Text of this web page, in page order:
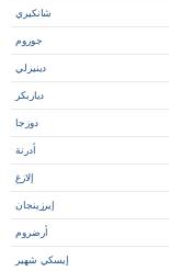
شانكيري
جوروم
دينيزلي
دياربكر
دوزجا
أدرنة
إلازغ
إيرزينجان
أرضروم
إيسكي شهير